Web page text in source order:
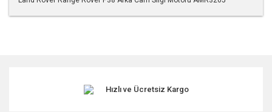
Ürün resmi kalitesiz, bozuk veya görüntülenemiyor.
Hızlı ve Ücretsiz Kargo